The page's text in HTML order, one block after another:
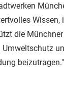
Wissen,
die
beizutragen."